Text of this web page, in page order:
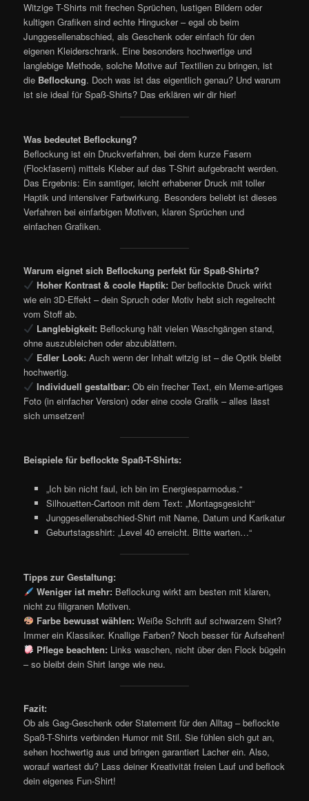
Witzige T-Shirts mit frechen Sprüchen, lustigen Bildern oder
kultigen Grafiken sind echte Hingucker – egal ob beim
Junggesellenabschied, als Geschenk oder einfach für den
eigenen Kleiderschrank. Eine besonders hochwertige und
langlebige Methode, solche Motive auf Textilien zu bringen, ist
die Beflockung. Doch was ist das eigentlich genau? Und warum
ist sie ideal für Spaß-Shirts? Das erklären wir dir hier!
Was bedeutet Beflockung?
Beflockung ist ein Druckverfahren, bei dem kurze Fasern
(Flockfasern) mittels Kleber auf das T-Shirt aufgebracht werden.
Das Ergebnis: Ein samtiger, leicht erhabener Druck mit toller
Haptik und intensiver Farbwirkung. Besonders beliebt ist dieses
Verfahren bei einfarbigen Motiven, klaren Sprüchen und
einfachen Grafiken.
Warum eignet sich Beflockung perfekt für Spaß-Shirts?
Hoher Kontrast & coole Haptik: Der beflockte Druck wirkt
wie ein 3D-Effekt – dein Spruch oder Motiv hebt sich regelrecht
vom Stoff ab.
Langlebigkeit: Beflockung hält vielen Waschgängen stand,
ohne auszubleichen oder abzublättern.
Edler Look: Auch wenn der Inhalt witzig ist – die Optik bleibt
hochwertig.
Individuell gestaltbar: Ob ein frecher Text, ein Meme-artiges
Foto (in einfacher Version) oder eine coole Grafik – alles lässt
sich umsetzen!
Beispiele für beflockte Spaß-T-Shirts:
„Ich bin nicht faul, ich bin im Energiesparmodus.“
Silhouetten-Cartoon mit dem Text: „Montagsgesicht“
Junggesellenabschied-Shirt mit Name, Datum und Karikatur
Geburtstagsshirt: „Level 40 erreicht. Bitte warten…“
Tipps zur Gestaltung:
Weniger ist mehr: Beflockung wirkt am besten mit klaren,
nicht zu filigranen Motiven.
Farbe bewusst wählen: Weiße Schrift auf schwarzem Shirt?
Immer ein Klassiker. Knallige Farben? Noch besser für Aufsehen!
Pflege beachten: Links waschen, nicht über den Flock bügeln
– so bleibt dein Shirt lange wie neu.
Fazit:
Ob als Gag-Geschenk oder Statement für den Alltag – beflockte
Spaß-T-Shirts verbinden Humor mit Stil. Sie fühlen sich gut an,
sehen hochwertig aus und bringen garantiert Lacher ein. Also,
worauf wartest du? Lass deiner Kreativität freien Lauf und beflock
dein eigenes Fun-Shirt!